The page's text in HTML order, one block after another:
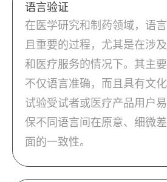
语言验证
在医学研究和制药领域，语
且重要的过程，尤其是在涉
和医疗服务的情况下。其主
不仅语言准确，而且具有文
试验受试者或医疗产品用户
保不同语言间在原意、细微
面的一致性。